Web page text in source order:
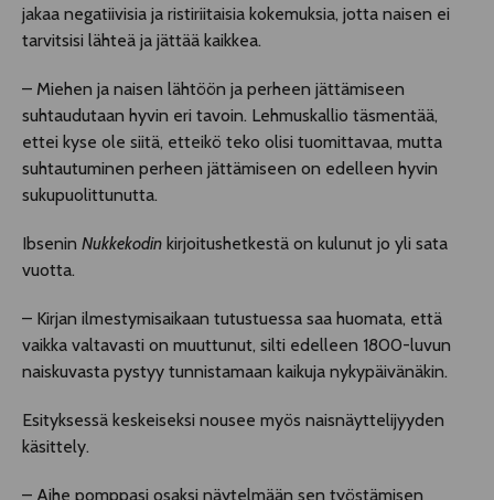
jakaa negatiivisia ja ristiriitaisia kokemuksia, jotta naisen ei
tarvitsisi lähteä ja jättää kaikkea.
– Miehen ja naisen lähtöön ja perheen jättämiseen
suhtaudutaan hyvin eri tavoin. Lehmuskallio täsmentää,
ettei kyse ole siitä, etteikö teko olisi tuomittavaa, mutta
suhtautuminen perheen jättämiseen on edelleen hyvin
sukupuolittunutta.
Ibsenin Nukkekodin kirjoitushetkestä on kulunut jo yli sata
vuotta.
– Kirjan ilmestymisaikaan tutustuessa saa huomata, että
vaikka valtavasti on muuttunut, silti edelleen 1800-luvun
naiskuvasta pystyy tunnistamaan kaikuja nykypäivänäkin.
Esityksessä keskeiseksi nousee myös naisnäyttelijyyden
käsittely.
– Aihe pomppasi osaksi näytelmään sen työstämisen